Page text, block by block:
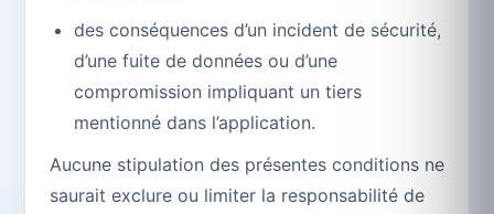
des conséquences d’un incident de sécurité,
d’une fuite de données ou d’une
compromission impliquant un tiers
mentionné dans l’application.
Aucune stipulation des présentes conditions ne
saurait exclure ou limiter la responsabilité de